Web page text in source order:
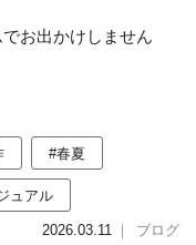
お出かけしません
#春夏
ュアル
2026.03.11 ｜ ブログ